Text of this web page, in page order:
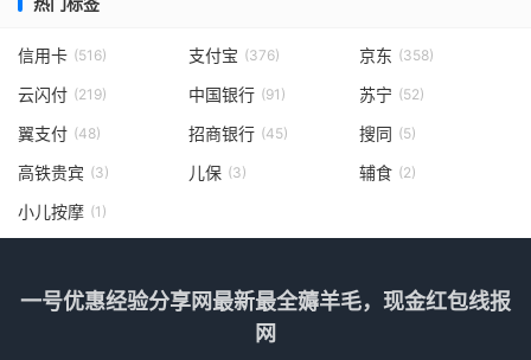
信用卡 (516) 支付宝 (376) 京东 (358)
云闪付 (219) 中国银行 (91) 苏宁 (52)
翼支付 (48) 招商银行 (45) 搜同 (5)
高铁贵宾 (3) 儿保 (3) 辅食 (2)
小儿按摩 (1)
一号优惠经验分享网最新最全薅羊毛，现金红包线报
网